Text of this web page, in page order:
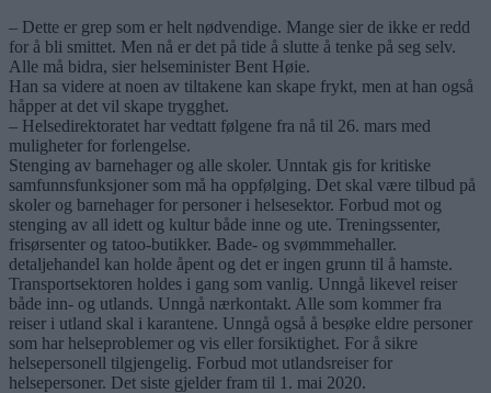
– Dette er grep som er helt nødvendige. Mange sier de ikke er redd
for å bli smittet. Men nå er det på tide å slutte å tenke på seg selv.
Alle må bidra, sier helseminister Bent Høie.
Han sa videre at noen av tiltakene kan skape frykt, men at han også
håpper at det vil skape trygghet.
– Helsedirektoratet har vedtatt følgene fra nå til 26. mars med
muligheter for forlengelse.
Stenging av barnehager og alle skoler. Unntak gis for kritiske
samfunnsfunksjoner som må ha oppfølging. Det skal være tilbud på
skoler og barnehager for personer i helsesektor. Forbud mot og
stenging av all idett og kultur både inne og ute. Treningssenter,
frisørsenter og tatoo-butikker. Bade- og svømmmehaller.
detaljehandel kan holde åpent og det er ingen grunn til å hamste.
Transportsektoren holdes i gang som vanlig. Unngå likevel reiser
både inn- og utlands. Unngå nærkontakt. Alle som kommer fra
reiser i utland skal i karantene. Unngå også å besøke eldre personer
som har helseproblemer og vis eller forsiktighet. For å sikre
helsepersonell tilgjengelig. Forbud mot utlandsreiser for
helsepersoner. Det siste gjelder fram til 1. mai 2020.